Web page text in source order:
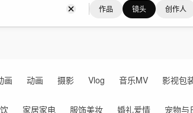
作品 镜头 创作人
画 动画 摄影 Vlog 音乐MV 影视包
家居家电 服饰美妆 婚礼爱情 宠物与